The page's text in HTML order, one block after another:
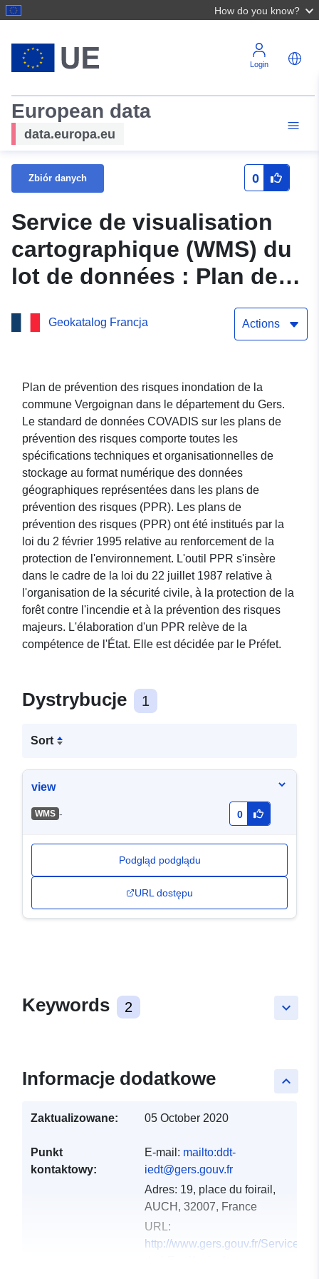
How do you know?
Login
European data
data.europa.eu
Zbiór danych 0
Service de visualisation
cartographique (WMS) du
lot de données : Plan de
prévention des risques
inondation de la commune
département du Gers
Geokatalog Francja Actions
Plan de prévention des risques inondation de la
commune Vergoignan dans le département du Gers.
Le standard de données COVADIS sur les plans de
prévention des risques comporte toutes les
spécifications techniques et organisationnelles de
stockage au format numérique des données
géographiques représentées dans les plans de
prévention des risques (PPR). Les plans de
prévention des risques (PPR) ont été institués par la
loi du 2 février 1995 relative au renforcement de la
protection de l'environnement. L'outil PPR s'insère
dans le cadre de la loi du 22 juillet 1987 relative à
l'organisation de la sécurité civile, à la protection de la
forêt contre l'incendie et à la prévention des risques
majeurs. L'élaboration d'un PPR relève de la
compétence de l'État. Elle est décidée par le Préfet.
Dystrybucje 1
Sort
view
WMS - 0
Podgląd podglądu
URL dostępu
keyboard_arrow_down
Keywords 2
keyboard_arrow_up
Informacje dodatkowe
Zaktualizowane: 05 October 2020
Punkt
kontaktowy:
E-mail: mailto:ddt-
iedt@gers.gouv.fr
Adres: 19, place du foirail,
AUCH, 32007, France
URL:
http://www.gers.gouv.fr/Services-